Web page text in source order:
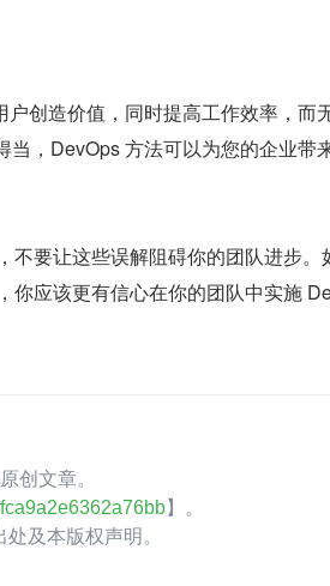
创造价值，同时提高工作效率，而
，DevOps 方法可以为您的企业带
不要让这些误解阻碍你的团队进步。
你应该更有信心在你的团队中实施
创文章。
】。
及本版权声明。